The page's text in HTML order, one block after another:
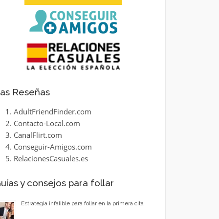
Reseñas
AdultFriendFinder.com
Contacto-Local.com
CanalFlirt.com
Conseguir-Amigos.com
RelacionesCasuales.es
y consejos para follar
Estrategia infalible para follar en la primera cita